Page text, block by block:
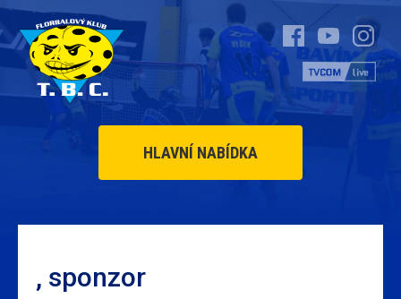
HLAVNÍ NABÍDKA
, sponzor